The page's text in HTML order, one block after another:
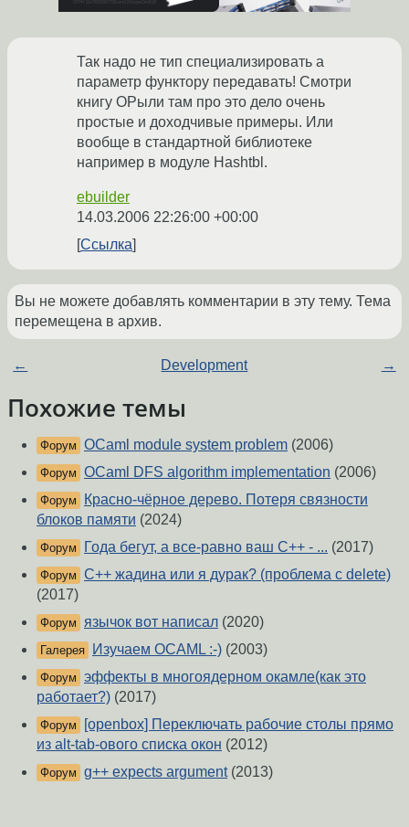
Так надо не тип специализировать а
параметр функтору передавать! Смотри
книгу ОРыли там про это дело очень
простые и доходчивые примеры. Или
вообще в стандартной библиотеке
например в модуле Hashtbl.
ebuilder
14.03.2006 22:26:00 +00:00
Ссылка
Вы не можете добавлять комментарии в эту тему. Тема
перемещена в архив.
← Development →
Похожие темы
Форум OCaml module system problem (2006)
Форум OCaml DFS algorithm implementation (2006)
Форум
Красно-чёрное дерево. Потеря связности
блоков памяти (2024)
Форум Года бегут, а все-равно ваш C++ - ... (2017)
Форум C++ жадина или я дурак? (проблема с delete)
(2017)
Форум язычок вот написал (2020)
Галерея Изучаем OCAML :-) (2003)
Форум эффекты в многоядерном окамле(как это
работает?) (2017)
Форум
[openbox] Переключать рабочие столы прямо
из alt-tab-ового списка окон (2012)
Форум g++ expects argument(2013)